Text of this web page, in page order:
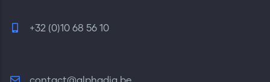
+32 (0)10 68 56 10
contact@alphadia.be